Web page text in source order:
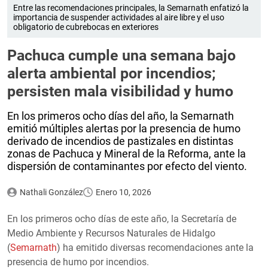
Entre las recomendaciones principales, la Semarnath enfatizó la
importancia de suspender actividades al aire libre y el uso
obligatorio de cubrebocas en exteriores
Pachuca cumple una semana bajo
alerta ambiental por incendios;
persisten mala visibilidad y humo
En los primeros ocho días del año, la Semarnath
emitió múltiples alertas por la presencia de humo
derivado de incendios de pastizales en distintas
zonas de Pachuca y Mineral de la Reforma, ante la
dispersión de contaminantes por efecto del viento.
Nathali González Enero 10, 2026
En los primeros ocho días de este año, la Secretaría de
Medio Ambiente y Recursos Naturales de Hidalgo
(Semarnath) ha emitido diversas recomendaciones ante la
presencia de humo por incendios.